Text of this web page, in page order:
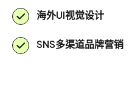
海外UI视觉设计
SNS多渠道品牌营销